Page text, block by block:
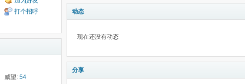
打个招呼
威望: 54
动态
现在还没有动态
分享